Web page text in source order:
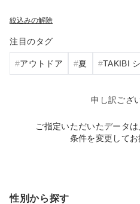
絞込みの解除
注目のタグ
アウトドア 夏 TAKIBI
申し訳ござ
ご指定いただいたデータは
条件を変更してお
性別から探す